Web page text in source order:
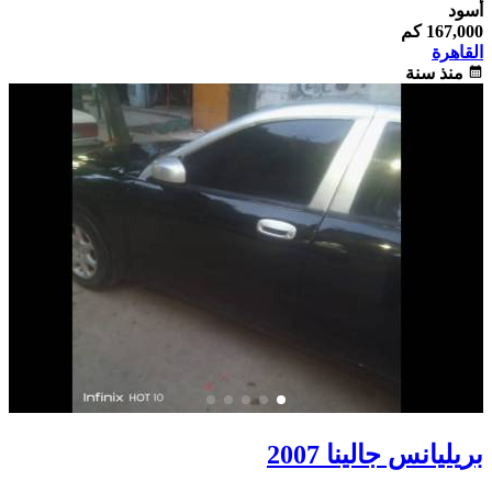
أسود
167,000 كم
القاهرة
calendar_month منذ سنة
بريليانس جالينا 2007